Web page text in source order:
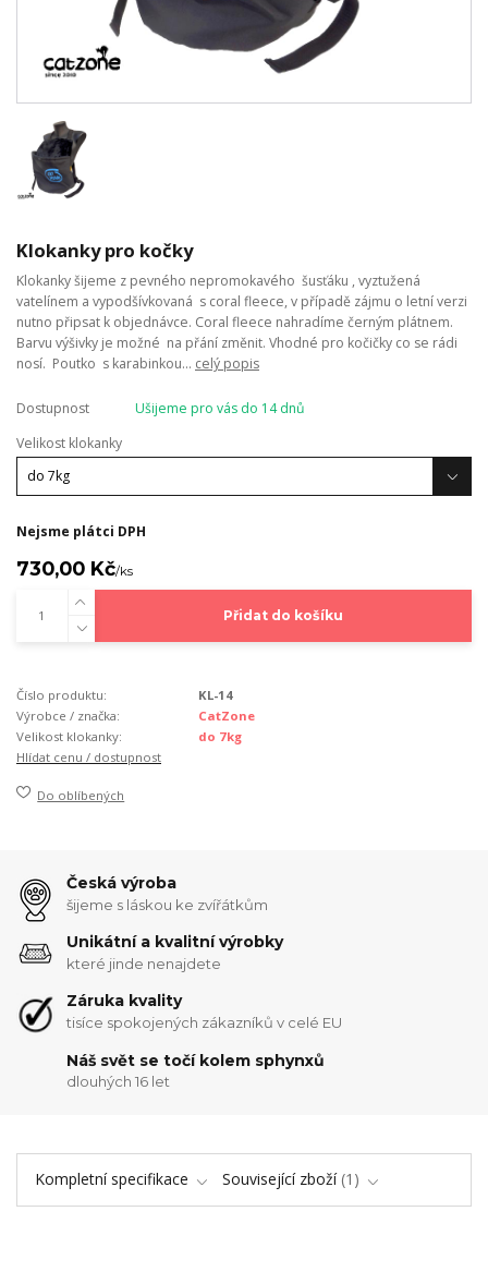
Klokanky pro kočky
Klokanky šijeme z pevného nepromokavého šusťáku , vyztužená
vatelínem a vypodšívkovaná s coral fleece, v případě zájmu o letní verzi
nutno připsat k objednávce. Coral fleece nahradíme černým plátnem.
Barvu výšivky je možné na přání změnit. Vhodné pro kočičky co se rádi
nosí. Poutko s karabinkou... celý popis
Dostupnost
Ušijeme pro vás do 14 dnů
Velikost klokanky
Nejsme plátci DPH
730,00 Kč/ks
Přidat do košíku
Číslo produktu:
KL-14
Výrobce / značka:
CatZone
Velikost klokanky:
do 7kg
Hlídat cenu / dostupnost
Do oblíbených
Česká výroba
šijeme s láskou ke zvířátkům
Unikátní a kvalitní výrobky
které jinde nenajdete
Záruka kvality
tisíce spokojených zákazníků v celé EU
Náš svět se točí kolem sphynxů
dlouhých 16 let
Kompletní specifikace Související zboží 1